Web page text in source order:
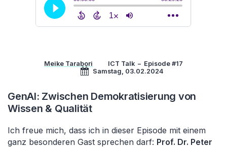
Meike Tarabori ICT Talk – Episode #17
Samstag, 03.02.2024
GenAI: Zwischen Demokratisierung von
Wissen & Qualität
Ich freue mich, dass ich in dieser Episode mit einem
ganz besonderen Gast sprechen darf: Prof. Dr. Peter